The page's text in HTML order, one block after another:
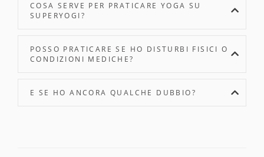
COSA SERVE PER PRATICARE YOGA SU
SUPERYOGI?
POSSO PRATICARE SE HO DISTURBI FISICI O
CONDIZIONI MEDICHE?
E SE HO ANCORA QUALCHE DUBBIO?